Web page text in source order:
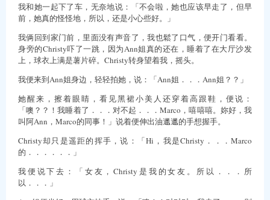
我和她一起下了车，无奈地说：「不会啦，她也应该早走了，但早
前，她真的怪怪地，所以，还是小心些好。」
我俩回到家门前，里面没有声音了，我也鬆了口气，便开门看看。
身旁的Christy吓了一跳，因为Ann姐真的还在，睡着了在大厅沙发
上，球衣上满是薯片碎。Christy转身望着我，摇头。
我便来到Ann姐身边，轻轻拍她，说：「Ann姐．．．Ann姐？？」
她醒来，擦着眼睛，看见黑裙小美人还穿着高跟鞋，便说：
「噢？？！我睡着了．．．对不起．．．Marco，嘻嘻嘻。妳好，我
叫阿Ann，Marco的同事！」说着便伸出油邋邋的手想握手。
Christy却只是遥距的挥手，说：「Hi，我是Christy．．．Marco
的．．．．．．」
我便说下去：「女友，Christy是我的女友。所以．．．所
以．．．」